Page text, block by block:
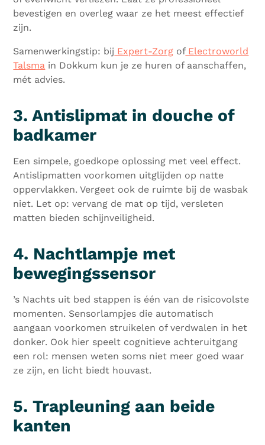
bevestigen en overleg waar ze het meest effectief
zijn.
Samenwerkingstip: bij Expert-Zorg ofElectroworld
Talsma in Dokkum kun je ze huren of aanschaffen,
mét advies.
3. Antislipmat in douche of
badkamer
Een simpele, goedkope oplossing met veel effect.
Antislipmatten voorkomen uitglijden op natte
oppervlakken. Vergeet ook de ruimte bij de wasbak
niet. Let op: vervang de mat op tijd, versleten
matten bieden schijnveiligheid.
4. Nachtlampje met
bewegingssensor
’s Nachts uit bed stappen is één van de risicovolste
momenten. Sensorlampjes die automatisch
aangaan voorkomen struikelen of verdwalen in het
donker. Ook hier speelt cognitieve achteruitgang
een rol: mensen weten soms niet meer goed waar
ze zijn, en licht biedt houvast.
5. Trapleuning aan beide
kanten